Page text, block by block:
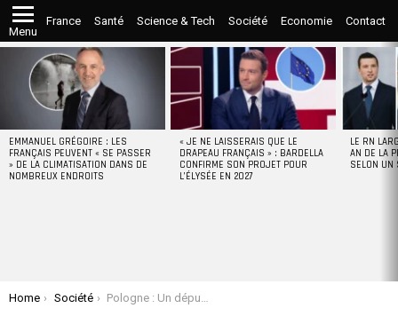
Menu
France Santé Science & Tech Société Economie Contact
STORIES
EMMANUEL GRÉGOIRE : LES
FRANÇAIS PEUVENT « SE PASSER
» DE LA CLIMATISATION DANS DE
NOMBREUX ENDROITS
« JE NE LAISSERAIS QUE LE
DRAPEAU FRANÇAIS » : BARDELLA
CONFIRME SON PROJET POUR
L’ÉLYSÉE EN 2027
LE RN
AN DE LA
SELON UN
You are here:
Home Société Pologne : Un député éteint un chandelier juif avec un extincteur au Parlement